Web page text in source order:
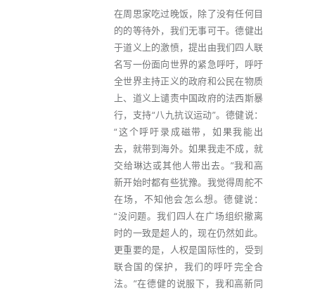
在周思家吃过晚饭，除了没有任何目
的的等待外，我们无事可干。德健出
于道义上的激愤，提出由我们四人联
名写一份面向世界的紧急呼吁，呼吁
全世界主持正义的政府和公民在物质
上、道义上谴责中国政府的法西斯暴
行，支持“八九抗议运动”。德健说：
“这个呼吁录成磁带，如果我能出
去，就带到海外。如果我走不成，就
交给琳达或其他人带出去。”我和高
新开始时都有些犹豫。我觉得周舵不
在场，不知他会怎么想。德健说：
“没问题。我们四人在广场组织撤离
时的一致是超人的，现在仍然如此。
更重要的是，人权是国际性的，受到
联合国的保护，我们的呼吁完全合
法。”在德健的说服下，我和高新同